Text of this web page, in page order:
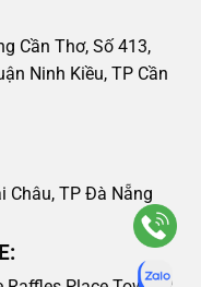
Cần Thơ, Số 413,
Ninh Kiều, TP Cần
Châu, TP Đà Nẵng